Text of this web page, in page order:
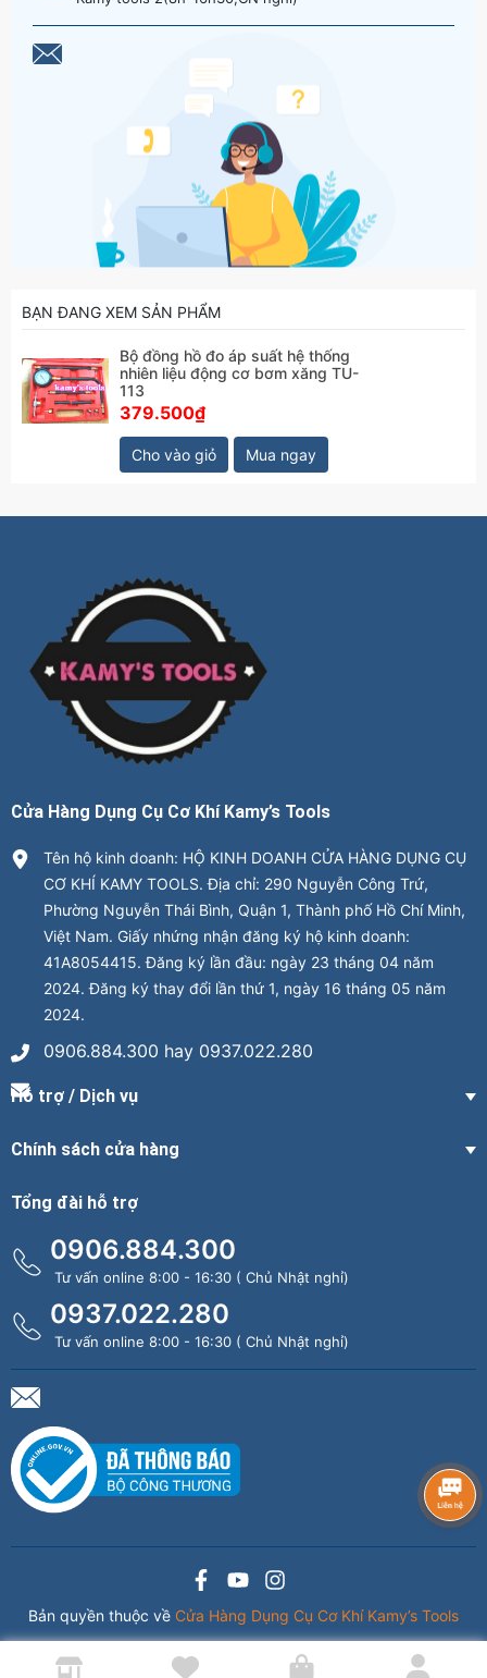
BẠN ĐANG XEM SẢN PHẨM
Bộ đồng hồ đo áp suất hệ thống
nhiên liệu động cơ bơm xăng TU-
113
379.500₫
Cho vào giỏ Mua ngay
Cửa Hàng Dụng Cụ Cơ Khí Kamy’s Tools
Tên hộ kinh doanh: HỘ KINH DOANH CỬA HÀNG DỤNG CỤ
CƠ KHÍ KAMY TOOLS. Địa chỉ: 290 Nguyễn Công Trứ,
Phường Nguyễn Thái Bình, Quận 1, Thành phố Hồ Chí Minh,
Việt Nam. Giấy nhứng nhận đăng ký hộ kinh doanh:
41A8054415. Đăng ký lần đầu: ngày 23 tháng 04 năm
2024. Đăng ký thay đổi lần thứ 1, ngày 16 tháng 05 năm
2024.
0906.884.300 hay 0937.022.280
Hỗ trợ / Dịch vụ
Chính sách cửa hàng
Tổng đài hỗ trợ
0906.884.300
Tư vấn online 8:00 - 16:30 ( Chủ Nhật nghỉ)
0937.022.280
Tư vấn online 8:00 - 16:30 ( Chủ Nhật nghỉ)
Bản quyền thuộc về Cửa Hàng Dụng Cụ Cơ Khí Kamy’s Tools